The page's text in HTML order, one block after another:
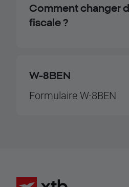
Comment changer
fiscale ?
W-8BEN
Formulaire W-8BEN